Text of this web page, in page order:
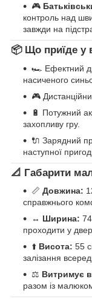
🎮
контроль над
завжди на
📦 Що приїде у
🏎️ Ефектний
насиченого
🎮
🔋 Потужний
захопливу гру.
🔌 Зарядний
наступної
📐 Габарити
📏 Довжина:
справжнього
↔️ Ширина:
проходити у
⬆️ Висота: 55
залізання
⚖️ Витримує
разом із